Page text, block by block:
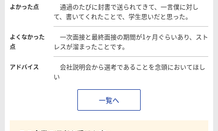
よかった点
通過のたびに封書で送られてきて、一言僕に対し
て、書いてくれたことで、学生思いだと思った。
よくなかった
点
一次面接と最終面接の期間が1ヶ月ぐらいあり、スト
レスが溜まったことです。
アドバイス
会社説明会から選考であることを念頭においてほし
い
一覧へ